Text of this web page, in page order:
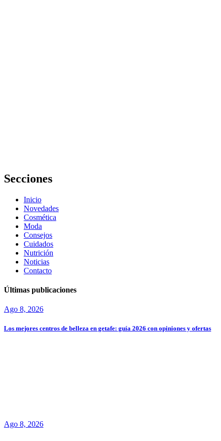
Secciones
Inicio
Novedades
Cosmética
Moda
Consejos
Cuidados
Nutrición
Noticias
Contacto
Últimas publicaciones
Ago 8, 2026
Los mejores centros de belleza en getafe: guía 2026 con opiniones y ofertas
Ago 8, 2026